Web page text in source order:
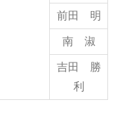
前田 明
南 淑
吉田 勝
利